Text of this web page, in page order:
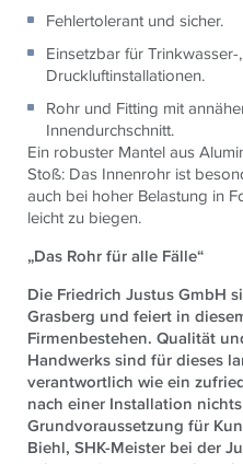
Fehlertolerant und sicher.
Einsetzbar für
Druckluftinstallationen.
Rohr und Fitting mit
Innendurchschnitt.
Ein robuster Mantel aus
Stoß: Das Innenrohr ist
auch bei hoher Belastung in
leicht zu biegen.
„Das Rohr für alle Fälle“
Die Friedrich Justus GmbH
Grasberg und feiert in
Firmenbestehen. Qualität
Handwerks sind für dieses
verantwortlich wie ein
nach einer Installation
Grundvoraussetzung für
Biehl, SHK-Meister bei der